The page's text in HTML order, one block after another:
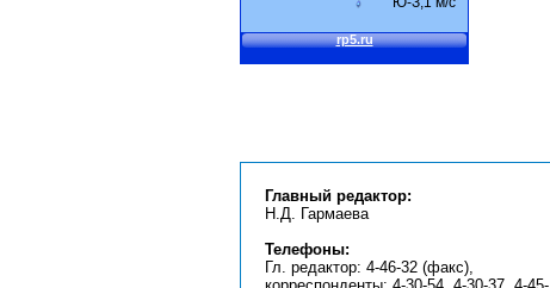
Главный редактор:
Н.Д. Гармаева
Телефоны:
Гл. редактор: 4-46-32 (факс),